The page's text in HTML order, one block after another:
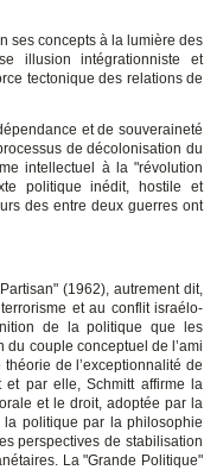
ses concepts à la lumière des
illusion intégrationniste et
tectonique des relations de
et de souveraineté
de décolonisation du
intellectuel à la "révolution
politique inédit, hostile et
des entre deux guerres ont
(1962), autrement dit,
et au conflit israélo-
de la politique que les
du couple conceptuel de l’ami
de l’exceptionnalité de
et par elle, Schmitt affirme la
et le droit, adoptée par la
politique par la philosophie
perspectives de stabilisation
La "Grande Politique"